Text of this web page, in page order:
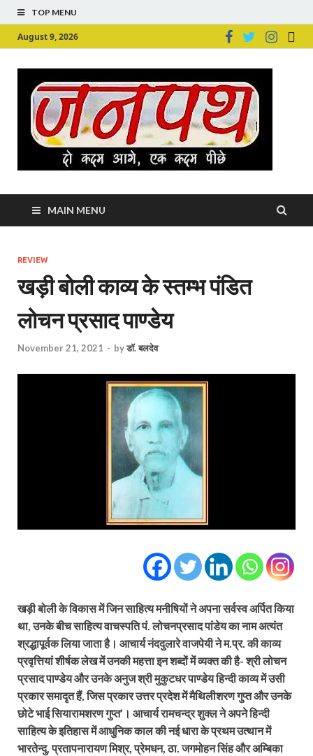
TOP MENU
August 9, 2026
MAIN MENU
REVIEW
खड़ी बोली काव्य के स्तम्भ पंडित
लोचन प्रसाद पाण्डेय
November 21, 2021 - byडॉ. बलदेव
खड़ी बोली के विकास में जिन साहित्य मनीषियों ने अपना सर्वस्व अर्पित किया
था, उनके बीच साहित्य वाचस्पति पं. लोचनप्रसाद पांडेय का नाम अत्यंत
श्रद्धापूर्वक लिया जाता है। आचार्य नंददुलारे वाजपेयी ने म.प्र. की काव्य
प्रवृत्तियां शीर्षक लेख में उनकी महत्ता इन शब्दों में व्यक्त की है- श्री लोचन
प्रसाद पाण्डेय और उनके अनुज श्री मुकुटधर पाण्डेय हिन्दी काव्य में उसी
प्रकार समादृत हैं, जिस प्रकार उत्तर प्रदेश में मैथिलीशरण गुप्त और उनके
छोटे भाई सियारामशरण गुप्त’। आचार्य रामचन्द्र शुक्ल ने अपने हिन्दी
साहित्य के इतिहास में आधुनिक काल की नई धारा के प्रथम उत्थान में
भारतेन्दु, प्रतापनारायण मिश्र, प्रेमधन, ठा. जगमोहन सिंह और अम्बिका